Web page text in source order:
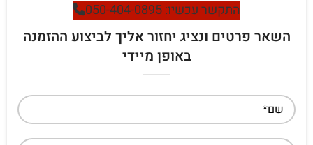
התקשר עכשיו: 050-404-0895
השאר פרטים ונציג יחזור אליך לביצוע ההזמנה
באופן מיידי